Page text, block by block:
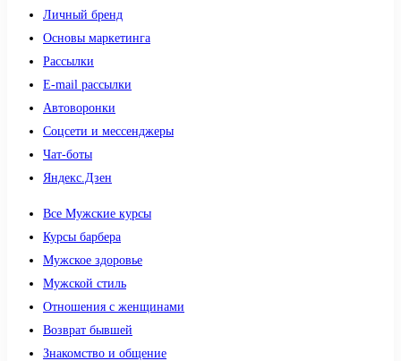
Личный бренд
Основы маркетинга
Рассылки
E-mail рассылки
Автоворонки
Соцсети и мессенджеры
Чат-боты
Яндекс.Дзен
Все Мужские курсы
Курсы барбера
Мужское здоровье
Мужской стиль
Отношения с женщинами
Возврат бывшей
Знакомство и общение